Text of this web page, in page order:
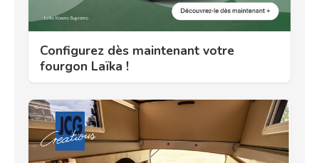
Configurez dès maintenant votre
fourgon Laïka !